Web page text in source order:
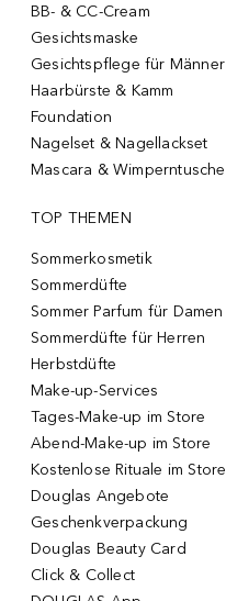
BB- & CC-Cream
Gesichtsmaske
Gesichtspflege für Männer
Haarbürste & Kamm
Foundation
Nagelset & Nagellackset
Mascara & Wimperntusche
TOP THEMEN
Sommerkosmetik
Sommerdüfte
Sommer Parfum für Damen
Sommerdüfte für Herren
Herbstdüfte
Make-up-Services
Tages-Make-up im Store
Abend-Make-up im Store
Kostenlose Rituale im Store
Douglas Angebote
Geschenkverpackung
Douglas Beauty Card
Click & Collect